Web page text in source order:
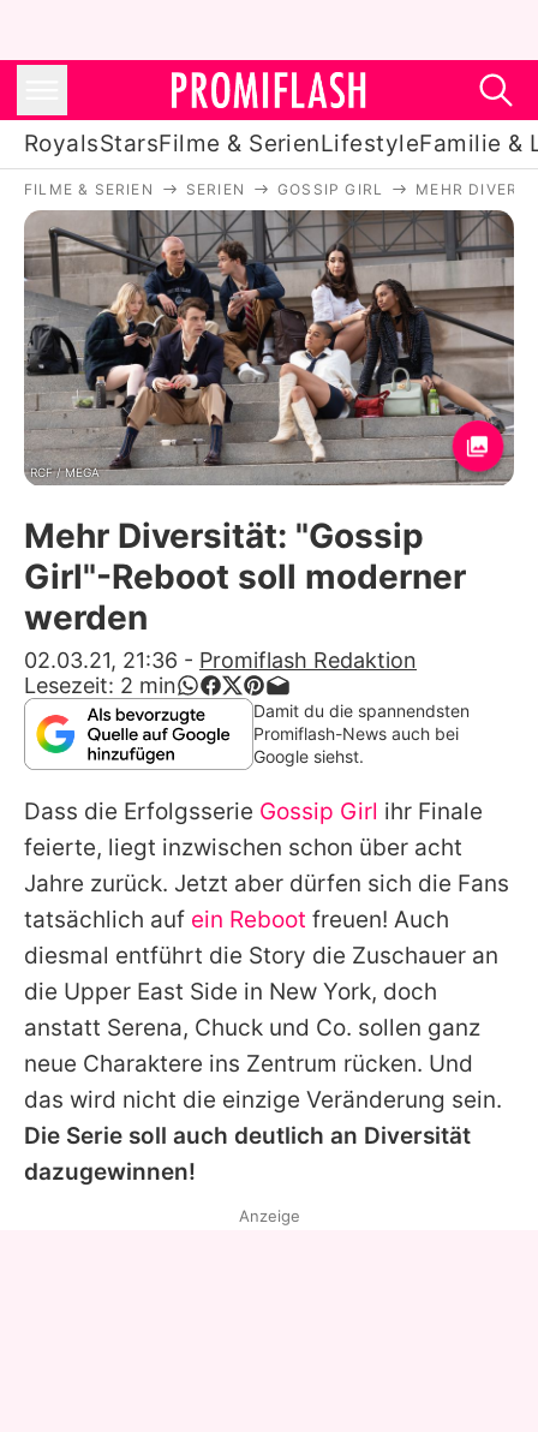
RoyalsStarsFilme & SerienLifestyleFamilie &
Royals
Stars
Filme & Serien
Lifestyle
Familie & Liebe
Promiflash Exklusiv
Alle Themen auf Promiflash
App runterladen
Team
Redaktionelle Richtlinien
Impressum
Datenschutzerklärung
Nutzungsbedingungen
Utiq verwalten
FILME & SERIEN SERIEN GOSSIP GIRL MEHR
RCF / MEGA
Mehr Diversität: "Gossip
Girl"-Reboot soll moderner
werden
02.03.21, 21:36 - Promiflash Redaktion
Lesezeit: 2 min
Damit du die spannendsten
Promiflash-News auch bei
Google siehst.
Dass die Erfolgsserie Gossip Girl ihr Finale
feierte, liegt inzwischen schon über acht
Jahre zurück. Jetzt aber dürfen sich die Fans
tatsächlich auf ein Reboot freuen! Auch
diesmal entführt die Story die Zuschauer an
die Upper East Side in New York, doch
anstatt Serena, Chuck und Co. sollen ganz
neue Charaktere ins Zentrum rücken. Und
das wird nicht die einzige Veränderung sein.
Die Serie soll auch deutlich an Diversität
dazugewinnen!
Anzeige